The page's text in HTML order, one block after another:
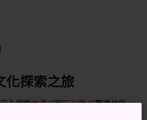
化探索之旅
入探索金澤 和石川縣
周邊地區